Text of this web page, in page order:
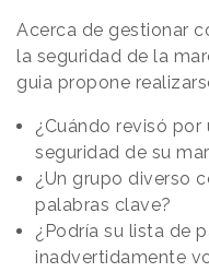
Acerca de gestionar
la seguridad de la
guia propone
¿Cuándo revisó
seguridad de su
¿Un grupo diverso
palabras clave?
¿Podría su lista de
inadvertidamente